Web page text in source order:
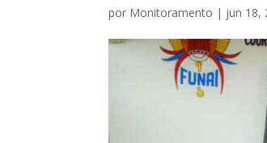
por Monitoramento | jun 18,